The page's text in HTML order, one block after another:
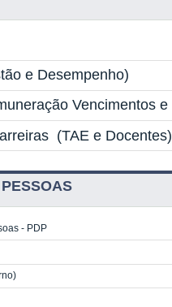
e Desempenho)
Vencimentos
(TAE e Docentes)
- PDP